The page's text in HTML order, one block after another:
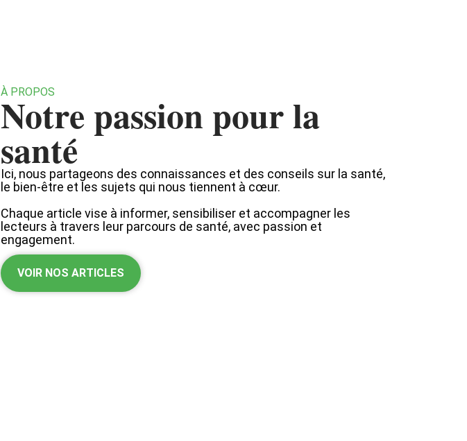
À PROPOS
Notre passion pour la
santé
Ici, nous partageons des connaissances et des conseils sur la santé,
le bien-être et les sujets qui nous tiennent à cœur.
Chaque article vise à informer, sensibiliser et accompagner les
lecteurs à travers leur parcours de santé, avec passion et
engagement.
VOIR NOS ARTICLES